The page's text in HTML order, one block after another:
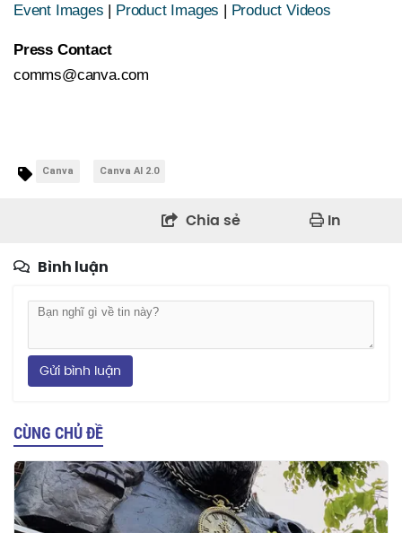
Event Images | Product Images | Product Videos
Press Contact
comms@canva.com
Canva Canva AI 2.0
Chia sẻ In
Bình luận
Gửi bình luận
CÙNG CHỦ ĐỀ